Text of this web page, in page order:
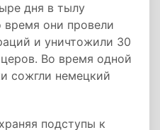
дня в тылу
время они провели
и уничтожили 30
Во время одной
сожгли немецкий
подступы к